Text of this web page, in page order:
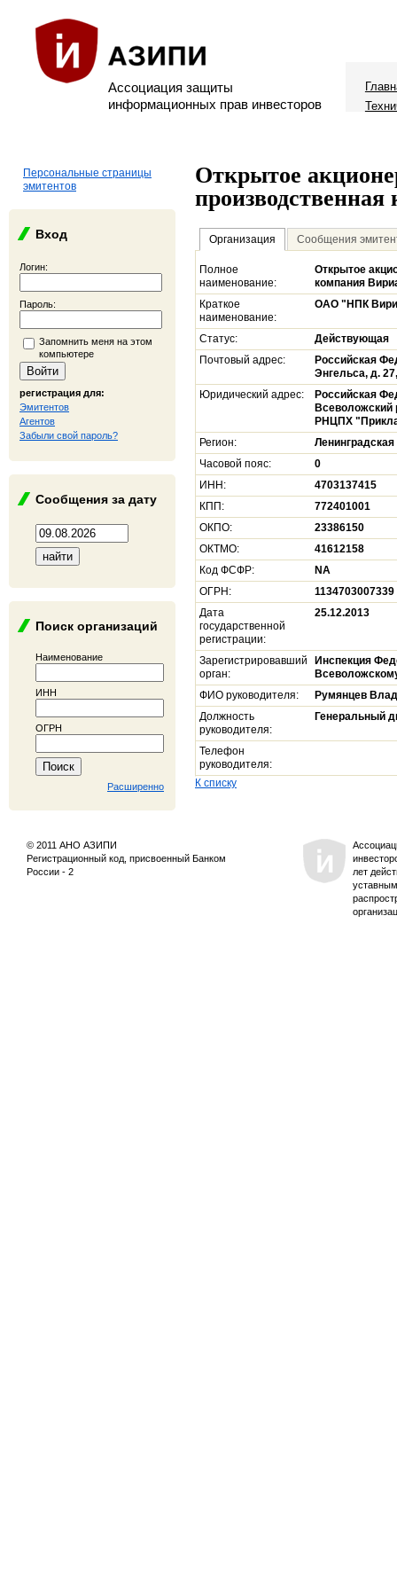
Ассоциация защиты
информационных прав инвесторов
Персональные страницы
эмитентов
Вход
Логин:
Пароль:
Запомнить меня на этом
компьютере
регистрация для:
Эмитентов
Агентов
Забыли свой пароль?
Сообщения за дату
Поиск организаций
Наименование
ИНН
ОГРН
Расширенно
Открытое
Организация Сообщения
Полное
наименование:
Открытое
компания
Краткое
наименование:
ОАО "НПК
Статус:
Действующая
Почтовый адрес:
Российская
Энгельса, д.
Юридический адрес:
Российская
Всеволожский
РНЦПХ
Регион:
Часовой пояс:
0
ИНН:
4703137415
КПП:
772401001
ОКПО:
23386150
ОКТМО:
41612158
Код ФСФР:
NA
ОГРН:
1134703007339
Дата
государственной
регистрации:
25.12.2013
Зарегистрировавший
орган:
Инспекция
ФИО руководителя:
Румянцев
Должность
руководителя:
Генеральный
Телефон
руководителя:
К списку
© 2011 АНО АЗИПИ
Регистрационный код, присвоенный Банком
России - 2
лет